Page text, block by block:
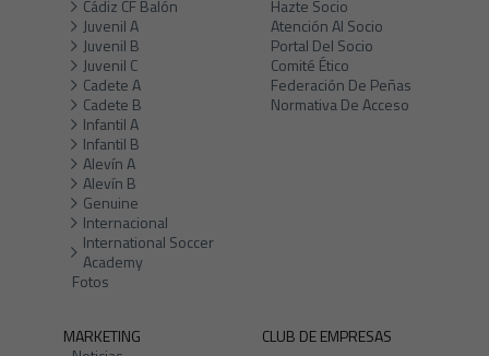
Cádiz CF Balón
Juvenil A
Juvenil B
Juvenil C
Cadete A
Cadete B
Infantil A
Infantil B
Alevín A
Alevín B
Genuine
Internacional
International Soccer
Academy
Fotos
Hazte Socio
Atención Al Socio
Portal Del Socio
Comité Ético
Federación De Peñas
Normativa De Acceso
MARKETING
CLUB DE EMPRESAS